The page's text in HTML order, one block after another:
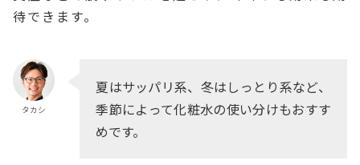
待できます。
タカシ
夏はサッパリ系、冬はしっとり系など、
季節によって化粧水の使い分けもおすす
めです。